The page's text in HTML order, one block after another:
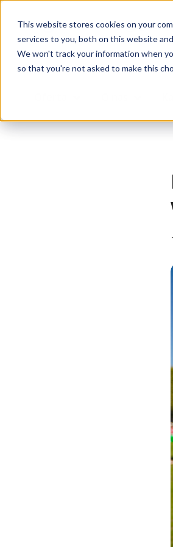
This website stores cookies on your
services to you, both on this website
We won't track your information when
so that you're not asked to make this